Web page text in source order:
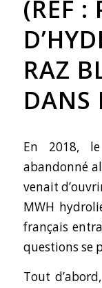
(RÉF :
RAZ
DANS
En 2018,
abandonné
venait
MWH
français
questions se
Tout